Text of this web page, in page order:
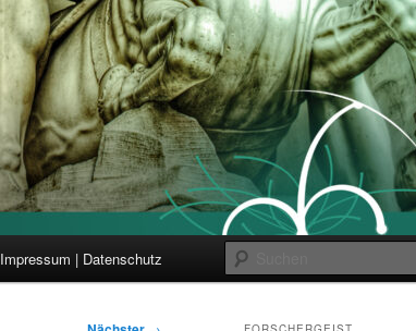
Impressum | Datenschutz